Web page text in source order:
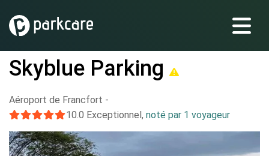
Skyblue Parking
Aéroport de Francfort -
10.0 Exceptionnel, noté par 1 voyageur